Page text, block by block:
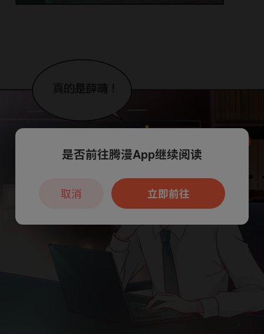
本章节仅支持App阅读，可打开App新用
户7天免费看
是否前往腾漫App继续阅读
立即前往
取消